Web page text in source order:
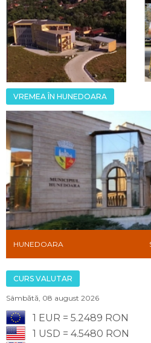
VREMEA ÎN HUNEDOARA
HUNEDOARA
CURS VALUTAR
Sâmbătă, 08 august 2026
1 EUR = 5.2489 RON
1 USD = 4.5480 RON